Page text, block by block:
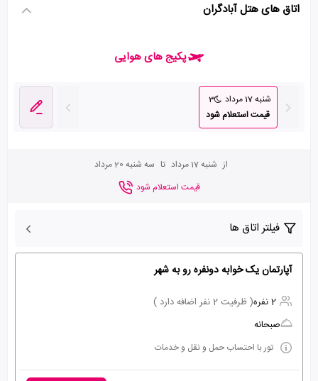
اتاق های هتل آبادگران
پکیج های هوایی
شنبه 17 مرداد
3
قیمت استعلام شود
از شنبه 17 مرداد تا سه شنبه 20 مرداد
قیمت استعلام شود
فیلتر اتاق ها
آپارتمان یک خوابه دونفره رو به شهر
2 نفره
( ظرفیت 2 نفر اضافه دارد )
صبحانه
تور با احتساب حمل و نقل و خدمات